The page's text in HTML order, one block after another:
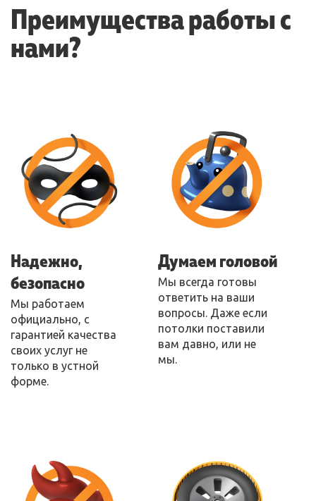
Преимущества работы с
нами?
Надежно,
безопасно
Мы работаем
официально, с
гарантией качества
своих услуг не
только в устной
форме.
Думаем головой
Мы всегда готовы
ответить на ваши
вопросы. Даже если
потолки поставили
вам давно, или не
мы.